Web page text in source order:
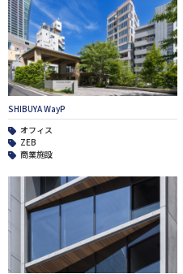
SHIBUYA WayP
オフィス
ZEB
商業施設